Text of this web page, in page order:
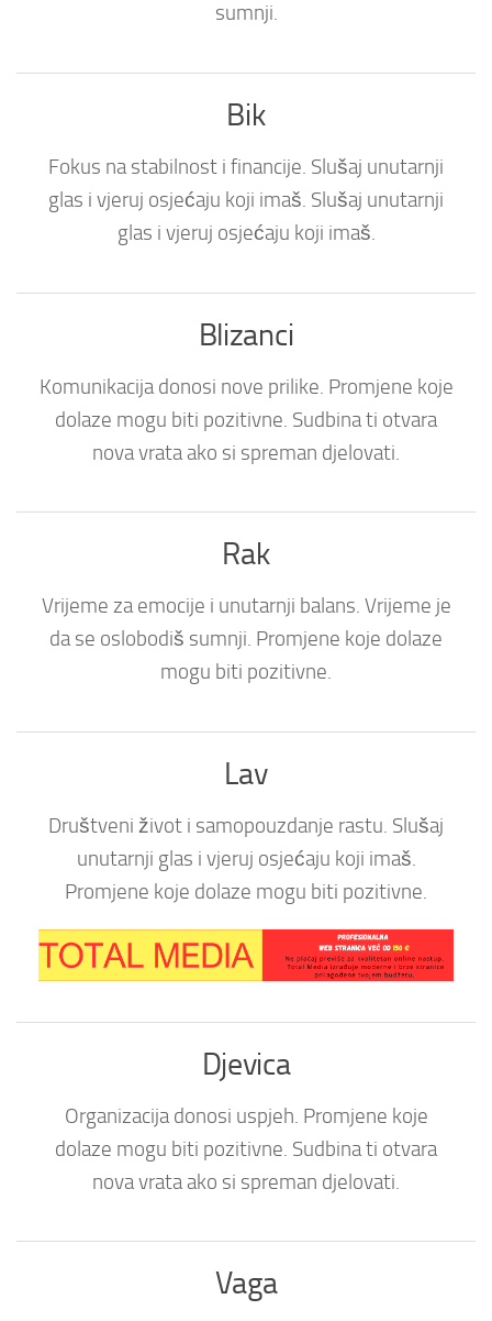
sumnji.
Bik
Fokus na stabilnost i financije. Slušaj unutarnji
glas i vjeruj osjećaju koji imaš. Slušaj unutarnji
glas i vjeruj osjećaju koji imaš.
Blizanci
Komunikacija donosi nove prilike. Promjene koje
dolaze mogu biti pozitivne. Sudbina ti otvara
nova vrata ako si spreman djelovati.
Rak
Vrijeme za emocije i unutarnji balans. Vrijeme je
da se oslobodiš sumnji. Promjene koje dolaze
mogu biti pozitivne.
Lav
Društveni život i samopouzdanje rastu. Slušaj
unutarnji glas i vjeruj osjećaju koji imaš.
Promjene koje dolaze mogu biti pozitivne.
Djevica
Organizacija donosi uspjeh. Promjene koje
dolaze mogu biti pozitivne. Sudbina ti otvara
nova vrata ako si spreman djelovati.
Vaga